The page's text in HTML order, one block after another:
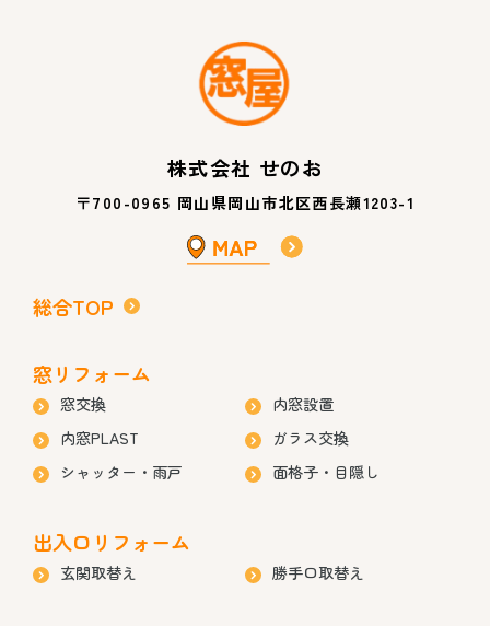
株式会社 せのお
〒700-0965 岡山県岡山市北区西長瀬1203-1
総合TOP
窓リフォーム
窓交換
内窓設置
内窓PLAST
ガラス交換
シャッター・雨戸
面格子・目隠し
出入口リフォーム
玄関取替え 勝手口取替え